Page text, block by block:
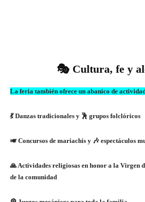
🎭 Cultura, fe y
La feria también ofrece un abanico de
💃 Danzas tradicionales y 🕺 grupos folclóricos
🎺 Concursos de mariachis y 🎶 espectáculos
🙏 Actividades religiosas en honor a la Virgen
de la comunidad